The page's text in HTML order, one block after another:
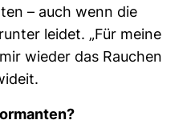
– auch wenn die
leidet. „Für meine
wieder das Rau­chen